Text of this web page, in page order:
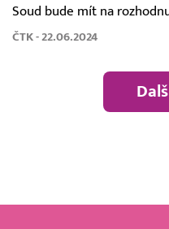
Soud bude mít na
ČTK - 22.06.2024